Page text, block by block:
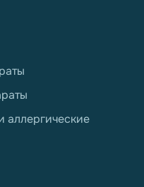
аллергические